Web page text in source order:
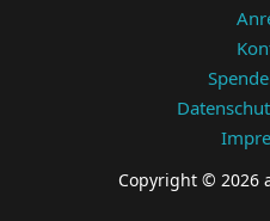
Copyright © 2026